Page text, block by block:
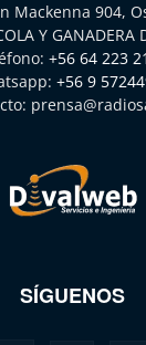
Mackenna 904,
Y GANADERA
+56 64 223
+56 9
SÍGUENOS